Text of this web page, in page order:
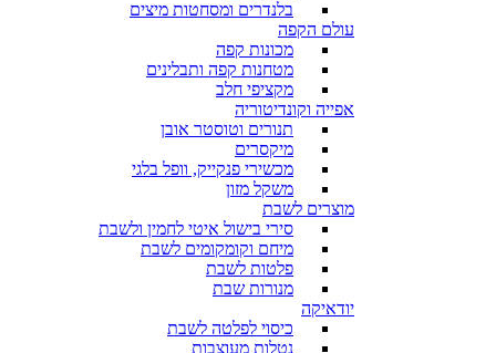
בלנדרים ומסחטות מיצים
עולם הקפה
מכונות קפה
מטחנות קפה ותבלינים
מקציפי חלב
אפייה וקונדיטוריה
תנורים וטוסטר אובן
מיקסרים
מכשירי פנקייק, וופל בלגי
משקל מזון
מוצרים לשבת
סירי בישול איטי לחמין ולשבת
מיחם וקומקומים לשבת
פלטות לשבת
מנורות שבת
יודאיקה
כיסוי לפלטה לשבת
נטלות מעוצבות